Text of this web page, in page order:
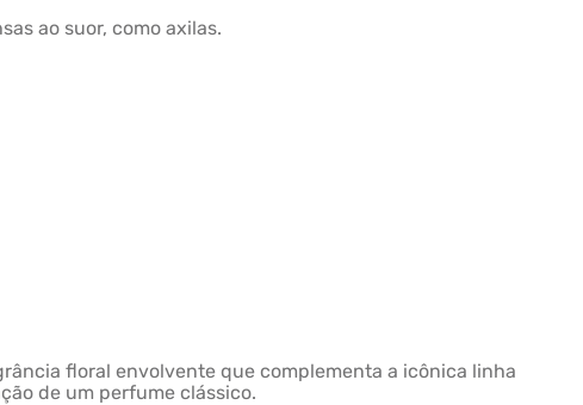
ao suor, como axilas.
floral envolvente que complementa a icônica linha
de um perfume clássico.